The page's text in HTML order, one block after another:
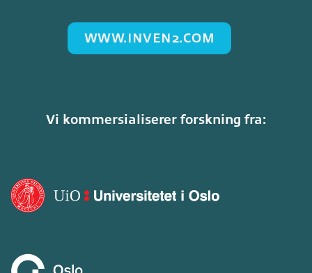
WWW.INVEN2.COM
Vi kommersialiserer forskning fra: